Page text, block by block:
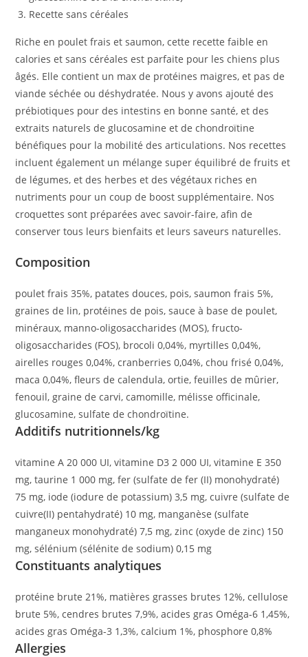
Recette sans céréales
Riche en poulet frais et saumon, cette recette faible en
calories et sans céréales est parfaite pour les chiens plus
âgés. Elle contient un max de protéines maigres, et pas de
viande séchée ou déshydratée. Nous y avons ajouté des
prébiotiques pour des intestins en bonne santé, et des
extraits naturels de glucosamine et de chondroïtine
bénéfiques pour la mobilité des articulations. Nos recettes
incluent également un mélange super équilibré de fruits et
de légumes, et des herbes et des végétaux riches en
nutriments pour un coup de boost supplémentaire. Nos
croquettes sont préparées avec savoir-faire, afin de
conserver tous leurs bienfaits et leurs saveurs naturelles.
Composition
poulet frais 35%, patates douces, pois, saumon frais 5%,
graines de lin, protéines de pois, sauce à base de poulet,
minéraux, manno-oligosaccharides (MOS), fructo-
oligosaccharides (FOS), brocoli 0,04%, myrtilles 0,04%,
airelles rouges 0,04%, cranberries 0,04%, chou frisé 0,04%,
maca 0,04%, fleurs de calendula, ortie, feuilles de mûrier,
fenouil, graine de carvi, camomille, mélisse officinale,
glucosamine, sulfate de chondroïtine.
Additifs nutritionnels/kg
vitamine A 20 000 UI, vitamine D3 2 000 UI, vitamine E 350
mg, taurine 1 000 mg, fer (sulfate de fer (II) monohydraté)
75 mg, iode (iodure de potassium) 3,5 mg, cuivre (sulfate de
cuivre(II) pentahydraté) 10 mg, manganèse (sulfate
manganeux monohydraté) 7,5 mg, zinc (oxyde de zinc) 150
mg, sélénium (sélénite de sodium) 0,15 mg
Constituants analytiques
protéine brute 21%, matières grasses brutes 12%, cellulose
brute 5%, cendres brutes 7,9%, acides gras Oméga-6 1,45%,
acides gras Oméga-3 1,3%, calcium 1%, phosphore 0,8%
Allergies